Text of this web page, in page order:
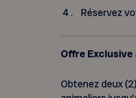
Réservez
Offre Exclusive
Obtenez deux